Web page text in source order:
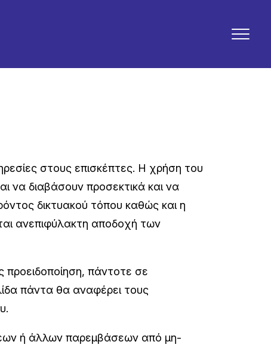
στους επισκέπτες. Η χρήση του
να διαβάσουν προσεκτικά και να
δικτυακού τόπου καθώς και η
ανεπιφύλακτη αποδοχή των
προειδοποίηση, πάντοτε σε
πάντα θα αναφέρει τους
ή άλλων παρεμβάσεων από μη-